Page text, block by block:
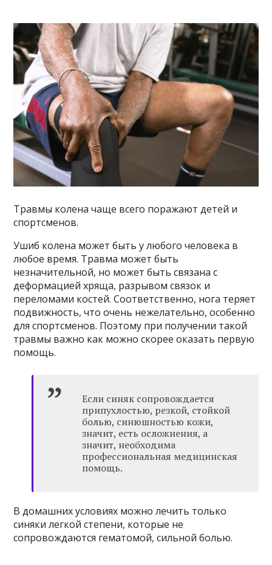
Травмы колена чаще всего поражают детей и
спортсменов.
Ушиб колена может быть у любого человека в
любое время. Травма может быть
незначительной, но может быть связана с
деформацией хряща, разрывом связок и
переломами костей. Соответственно, нога теряет
подвижность, что очень нежелательно, особенно
для спортсменов. Поэтому при получении такой
травмы важно как можно скорее оказать первую
помощь.
Если синяк сопровождается
припухлостью, резкой, стойкой
болью, синюшностью кожи,
значит, есть осложнения, а
значит, необходима
профессиональная медицинская
помощь.
В домашних условиях можно лечить только
синяки легкой степени, которые не
сопровождаются гематомой, сильной болью.